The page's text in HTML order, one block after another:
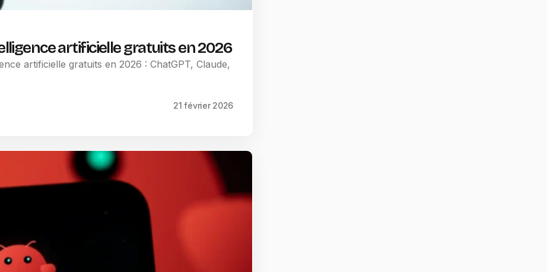
artificielle gratuits en 2026
artificielle gratuits en 2026 : ChatGPT, Claude,
21 février 2026